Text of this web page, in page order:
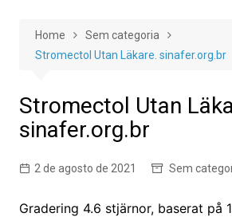
Home
Sem categoria
Stromectol Utan Läkare. sinafer.org.br
Stromectol Utan
sinafer.org.br
2 de agosto de 2021 Sem
Gradering 4.6 stjärnor, baserat på